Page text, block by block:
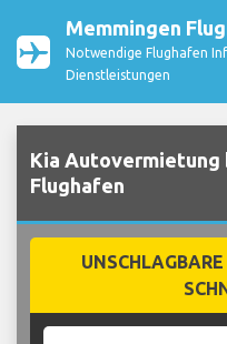
Memmingen
Notwendige Flughafen
Dienstleistungen
Kia Autovermietung
Flughafen